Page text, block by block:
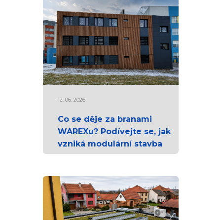
12. 06. 2026
Co se děje za branami
WAREXu? Podívejte se, jak
vzniká modulární stavba